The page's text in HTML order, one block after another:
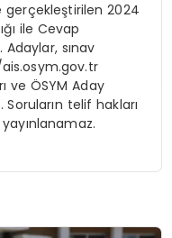
gerçekleştirilen 2024
ile Cevap
Adaylar, sınav
ve ÖSYM Aday
telif hakları